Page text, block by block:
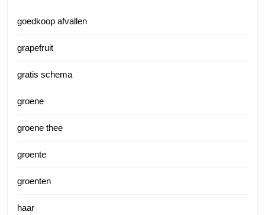
goedkoop afvallen
grapefruit
gratis schema
groene
groene thee
groente
groenten
haar